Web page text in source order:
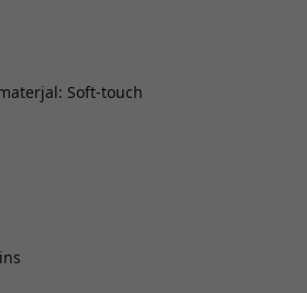
Soft-touch